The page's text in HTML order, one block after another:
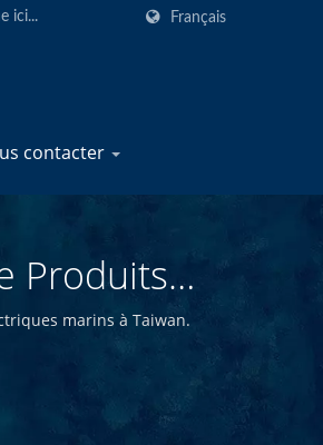
Français
contacter
Produits
marins à Taiwan.